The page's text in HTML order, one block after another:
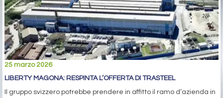
25 marzo 2026
LIBERTY MAGONA: RESPINTA L’OFFERTA DI TRASTEEL
Il gruppo svizzero potrebbe prendere in affitto il ramo d’azienda in